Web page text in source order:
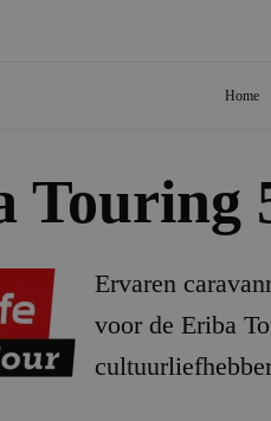
Home
Touring
Ervaren
voor de Eriba